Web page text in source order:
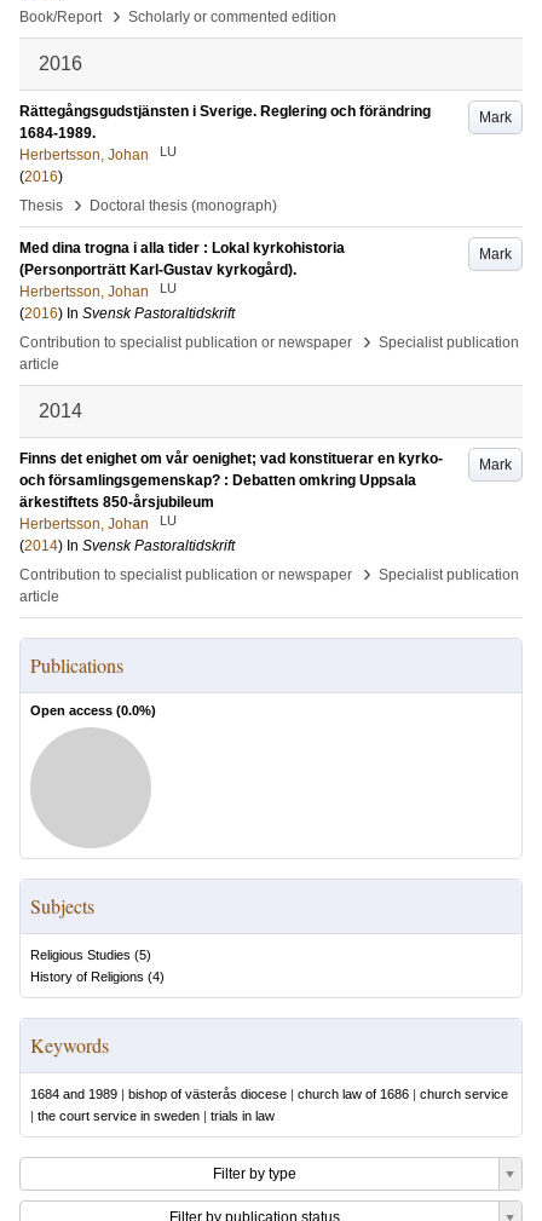
Book/Report
› Scholarly or commented edition
2016
Mark
Rättegångsgudstjänsten i Sverige. Reglering och förändring
1684-1989.
Herbertsson, Johan
LU
(2016)
Thesis
› Doctoral thesis (monograph)
Mark
Med dina trogna i alla tider : Lokal kyrkohistoria
(Personporträtt Karl-Gustav kyrkogård).
Herbertsson, Johan
LU
(2016) In Svensk Pastoraltidskrift
Contribution to specialist publication or newspaper
› Specialist publication
article
2014
Mark
Finns det enighet om vår oenighet; vad konstituerar en kyrko-
och församlingsgemenskap? : Debatten omkring Uppsala
ärkestiftets 850-årsjubileum
Herbertsson, Johan
LU
(2014) In Svensk Pastoraltidskrift
Contribution to specialist publication or newspaper
› Specialist publication
article
Publications
Open access (0.0%)
Subjects
Religious Studies (5)
History of Religions (4)
Keywords
1684 and 1989 | bishop of västerås diocese | church law of 1686 | church service
| the court service in sweden | trials in law
Filter by type
Filter by publication status